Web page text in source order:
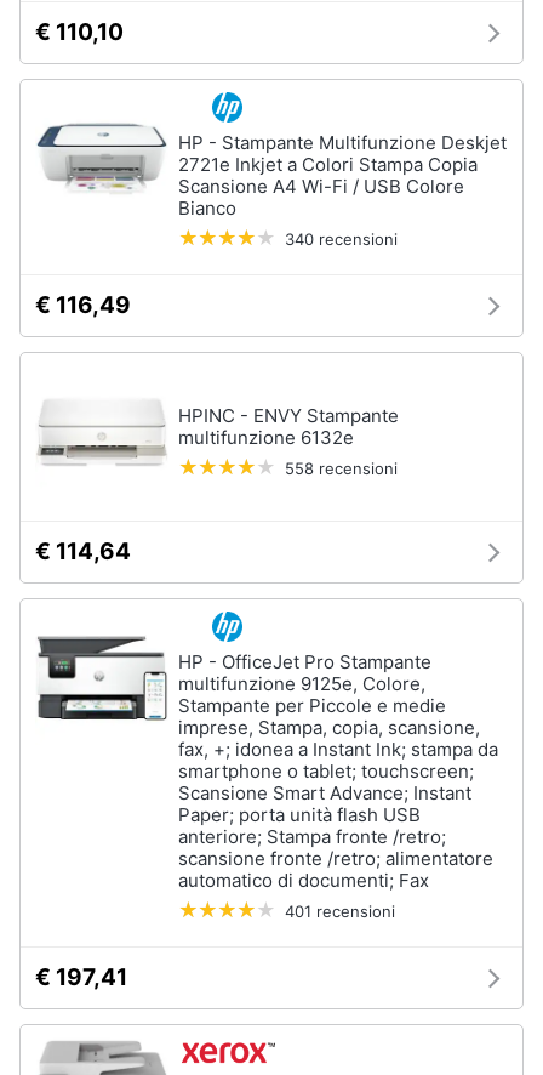
€ 110,10
HP - Stampante Multifunzione Deskjet
2721e Inkjet a Colori Stampa Copia
Scansione A4 Wi-Fi / USB Colore
Bianco
340 recensioni
€ 116,49
HPINC - ENVY Stampante
multifunzione 6132e
558 recensioni
€ 114,64
HP - OfficeJet Pro Stampante
multifunzione 9125e, Colore,
Stampante per Piccole e medie
imprese, Stampa, copia, scansione,
fax, +; idonea a Instant Ink; stampa da
smartphone o tablet; touchscreen;
Scansione Smart Advance; Instant
Paper; porta unità flash USB
anteriore; Stampa fronte /retro;
scansione fronte /retro; alimentatore
automatico di documenti; Fax
401 recensioni
€ 197,41